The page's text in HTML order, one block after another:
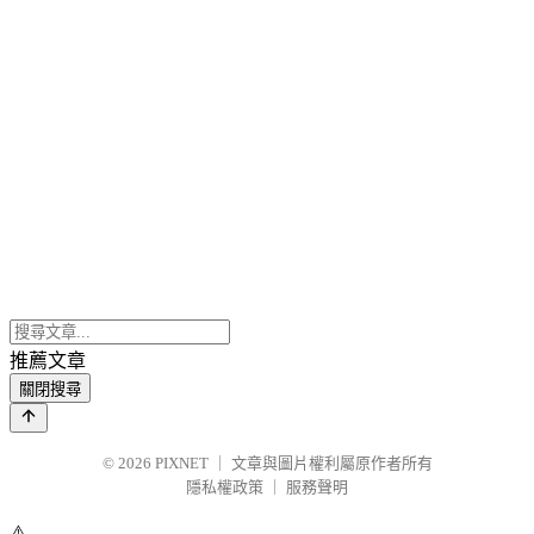
推薦文章
關閉搜尋
© 2026 PIXNET
文章與圖片權利屬原作者所有
隱私權政策
服務聲明